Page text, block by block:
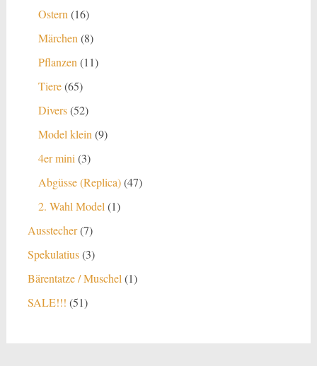
Ostern 1616
Märchen 88
Pflanzen 1111
Tiere 6565
Produkte
Divers 5252
Model klein 99
4er mini 33
Abgüsse (Replica) 4747
2. Wahl Model 11
Ausstecher 77
Spekulatius 33
Produkte
Bärentatze / Muschel 11
SALE!!! 5151